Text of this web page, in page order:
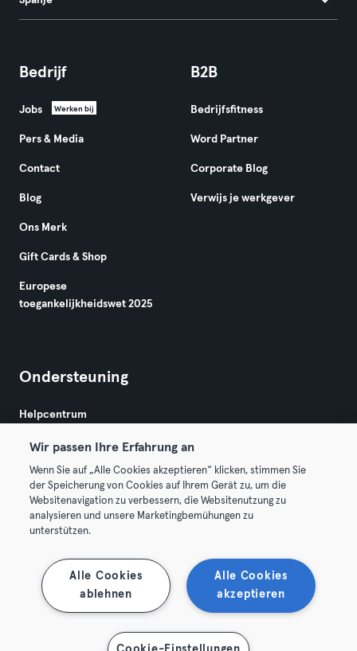
Bedrijf
Jobs Werken bij
Pers & Media
Contact
Blog
Ons Merk
Gift Cards & Shop
Europese
toegankelijkheidswet 2025
B2B
Bedrijfsfitness
Word Partner
Corporate Blog
Verwijs je werkgever
Ondersteuning
Helpcentrum
Algemene Voorwaarden
Membership opzeggen Trek hier je contract terug
Wir passen Ihre Erfahrung an
Wenn Sie auf „Alle Cookies akzeptieren“ klicken, stimmen Sie
der Speicherung von Cookies auf Ihrem Gerät zu, um die
Websitenavigation zu verbessern, die Websitenutzung zu
analysieren und unsere Marketingbemühungen zu
unterstützen.
Alle Cookies
akzeptieren
Alle Cookies
ablehnen